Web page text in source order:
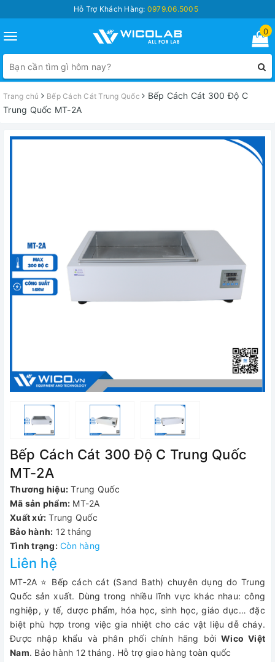
Hỗ Trợ Khách Hàng: 0979.06.5005
Toggle
navigation
0
Trang chủ Bếp Cách Cát Trung Quốc
Bếp Cách Cát 300 Độ C
Trung Quốc MT-2A
Bếp Cách Cát 300 Độ C Trung Quốc
MT-2A
Thương hiệu: Trung Quốc
Mã sản phẩm: MT-2A
Xuất xứ: Trung Quốc
Bảo hành: 12 tháng
Tình trạng: Còn hàng
Liên hệ
MT-2A ⭐ Bếp cách cát (Sand Bath) chuyên dụng do Trung
Quốc sản xuất. Dùng trong nhiều lĩnh vực khác nhau: công
nghiệp, y tế, dược phẩm, hóa học, sinh học, giáo dục… đặc
biệt phù hợp trong việc gia nhiệt cho các vật liệu dễ cháy.
Được nhập khẩu và phân phối chính hãng bởiWico Việt
Nam. Bảo hành 12 tháng. Hỗ trợ giao hàng toàn quốc